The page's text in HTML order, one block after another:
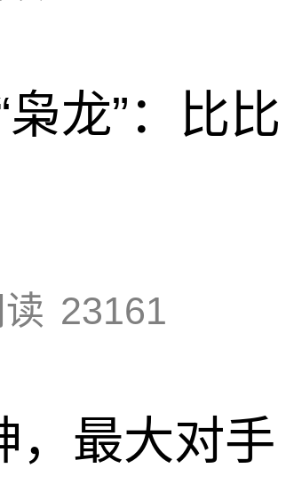
龙”：比比
23161
，最大对手